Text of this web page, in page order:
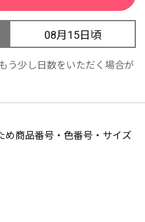
08月15日頃
う少し日数をいただく場合が
め商品番号・色番号・サイズ